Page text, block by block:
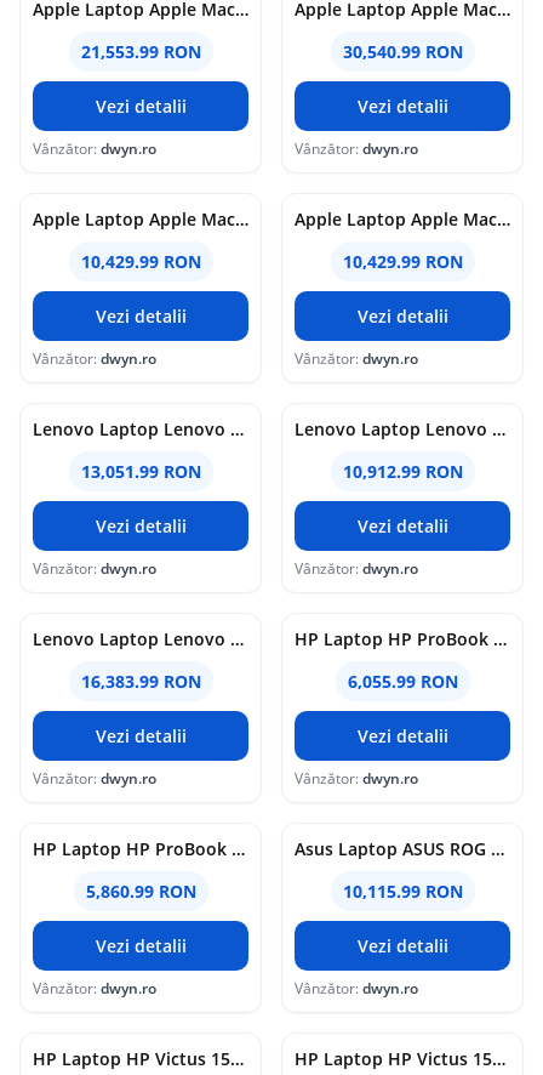
Apple Laptop Apple MacBook Pro 16 Liquid Retina XDR (2026), Apple M5 Pro 18-core, 16.2 inch, RAM 48GB, SSD 1TB, Apple M5 Pro 20-core Graphics, macOS, Int KB, Negru
21,553.99 RON
Vezi detalii
Vânzător:dwyn.ro
Apple Laptop Apple MacBook Pro 16 Liquid Retina XDR (2026), Apple M5 Max 18-core, 16.2 inch, RAM 48GB, SSD 2TB, Apple M5 Max 40-core Graphics, macOS, Int KB, Argintiu
30,540.99 RON
Vezi detalii
Vânzător:dwyn.ro
Apple Laptop Apple MacBook Air 13 with Liquid Retina (2025), Apple M4 Deca Core, 13.6 inch, RAM 32GB, SSD 1TB, Apple M4 10-core Graphics, INT KB, macOS Sequoia, Negru
10,429.99 RON
Vezi detalii
Vânzător:dwyn.ro
Apple Laptop Apple MacBook Air 13 with Liquid Retina (2025), Apple M4 Deca Core, 13.6 inch, RAM 32GB, SSD 1TB, Apple M4 10-core Graphics, INT KB, macOS Sequoia, Albastru
10,429.99 RON
Vezi detalii
Vânzător:dwyn.ro
Lenovo Laptop Lenovo ThinkPad P16s Gen 4, Intel Core Ultra 7 255H, 16 inch, RAM 32GB, SSD 1TB, nVidia RTX PRO 500 6GB, Windows 11 Pro, Negru
13,051.99 RON
Vezi detalii
Vânzător:dwyn.ro
Lenovo Laptop Lenovo ThinkPad P16s Gen 4, Intel Core Ultra 7 255H, 16 inch, RAM 32GB, SSD 1TB, Intel Arc 140T, Windows 11 Pro, Negru
10,912.99 RON
Vezi detalii
Vânzător:dwyn.ro
Lenovo Laptop Lenovo ThinkPad P16v Gen 3, Intel Core Ultra 7 255H, 16 inch, RAM 32GB, SSD 1TB, nVidia RTX PRO 2000 8GB, Windows 11 Pro, Negru
16,383.99 RON
Vezi detalii
Vânzător:dwyn.ro
HP Laptop HP ProBook 4 G1i, Intel Core Ultra 7 255U, 16 inch Touch, RAM 24GB, SSD 1TB, Intel Graphics, Windows 11 Pro, Argintiu
6,055.99 RON
Vezi detalii
Vânzător:dwyn.ro
HP Laptop HP ProBook 4 G1i, Intel Core Ultra 7 255U, 14 inch, RAM 24GB, SSD 1TB, Intel Graphics, Windows 11 Pro, Argintiu
5,860.99 RON
Vezi detalii
Vânzător:dwyn.ro
Asus Laptop ASUS ROG Strix G16 (2025) G615LH-S5043, Intel Core Ultra 7 255HX, 16 inch, RAM 32GB, SSD 1TB, nVidia GeForce RTX 5050 8GB, No OS, Gri
10,115.99 RON
Vezi detalii
Vânzător:dwyn.ro
HP Laptop HP Victus 15-fa2110nn, Intel Core i5-14450HX, 15.6 inch, RAM 24GB, SSD 1TB, nVidia GeForce RTX 4050 6GB, Free DOS, Negru
HP Laptop HP Victus 15-fa2107nn, Intel Core 5 210H, 15.6 inch, RAM 24GB, SSD 1TB, nVidia GeForce RTX 5050 8GB, Free DOS, Negru